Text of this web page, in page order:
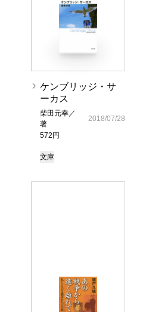
ケンブリッジ・サ
ーカス
柴田元幸／
著
572円
2018/07/28
文庫